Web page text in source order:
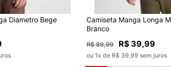
Diametro Bege
Camiseta Manga Longa
Branco
R$ 89,99 R$ 39,99
ou 1x de R$ 39,99 sem juros